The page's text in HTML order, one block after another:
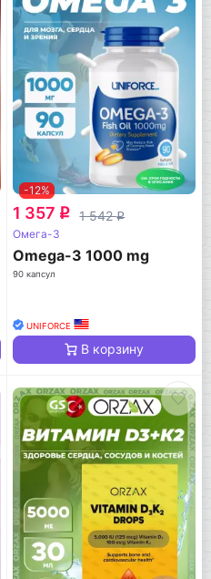
-12%
1 357 q 1 542q
Омега-3
Omega-3 1000 mg
90 капсул
UNIFORCE
В корзину